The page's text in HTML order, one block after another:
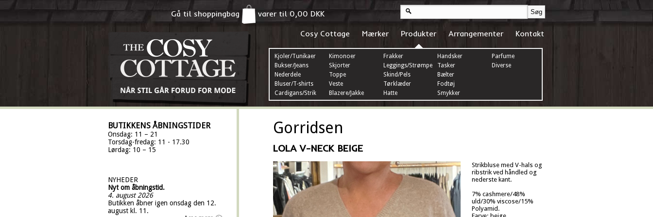
Gå til shoppingbag varer til0,00 DKK
Cosy Cottage Mærker Produkter
Kjoler/Tunikaer
Bukser/Jeans
Nederdele
Bluser/T-shirts
Cardigans/Strik
Kimonoer
Skjorter
Toppe
Veste
Blazere/Jakke
Frakker
Leggings/Strømper
Skind/Pels
Tørklæder
Hatte
Handsker
Tasker
Bælter
Fodtøj
Smykker
Parfume
Diverse
Arrangementer Kontakt
BUTIKKENS ÅBNINGSTIDER
Onsdag: 11 – 21
Torsdag-fredag: 11 - 17.30
Lørdag: 10 – 15
NYHEDER
Nyt om åbningstid.
4. august 2026
Butikken åbner igen onsdag den 12.
august kl. 11.
Gorridsen
LOLA V-NECK BEIGE
Strikbluse med V-hals og
ribstrik ved håndled og
nederste kant.
7% cashmere/48%
uld/30% viscose/15%
Polyamid.